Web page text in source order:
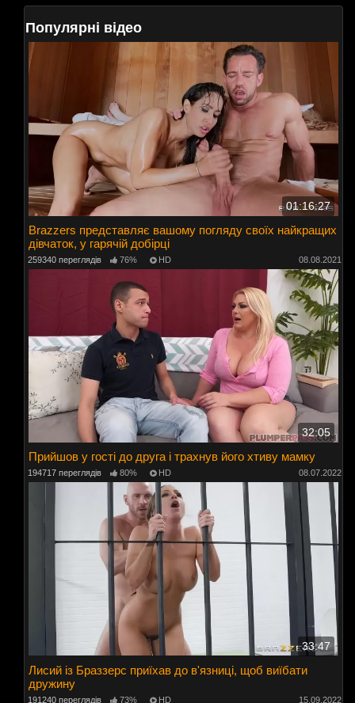
Популярні відео
01:16:27
Brazzers представляє вашому погляду своїх найкращих
дівчаток, у гарячій добірці
259340 переглядів 76% HD 08.08.2021
32:05
Прийшов у гості до друга і трахнув його хтиву мамку
194717 переглядів 80% HD 08.07.2022
33:47
Лисий із Браззерс приїхав до в'язниці, щоб виїбати
дружину
191240 переглядів 73% HD 15.09.2022